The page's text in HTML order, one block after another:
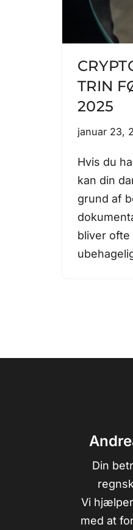
TRIN
2025
januar 23,
Hvis du
kan din
grund af
bliver
Din
Vi
med at